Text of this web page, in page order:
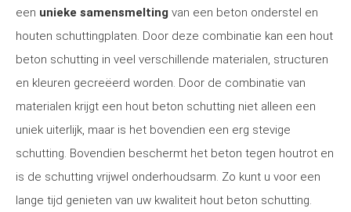
een unieke samensmelting van een beton onderstel en
houten schuttingplaten. Door deze combinatie kan een hout
beton schutting in veel verschillende materialen, structuren
en kleuren gecreëerd worden. Door de combinatie van
materialen krijgt een hout beton schutting niet alleen een
uniek uiterlijk, maar is het bovendien een erg stevige
schutting. Bovendien beschermt het beton tegen houtrot en
is de schutting vrijwel onderhoudsarm. Zo kunt u voor een
lange tijd genieten van uw kwaliteit hout beton schutting.